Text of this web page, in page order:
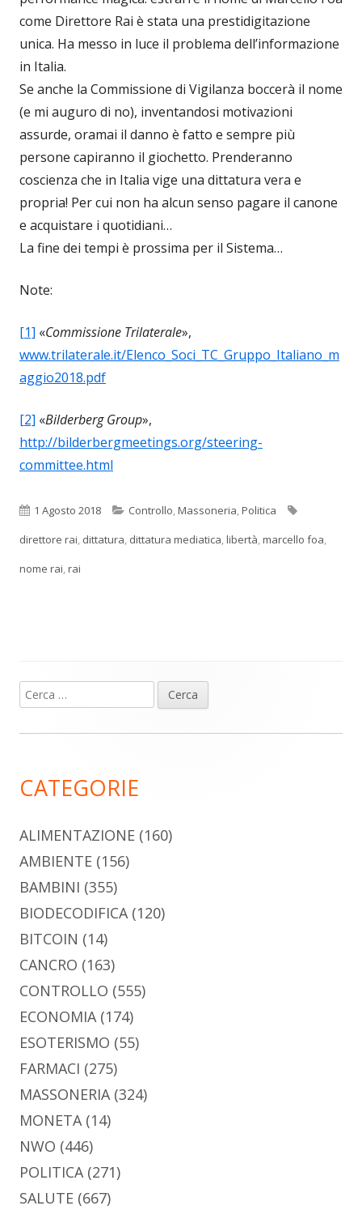
come Direttore Rai è stata una prestidigitazione
unica. Ha messo in luce il problema dell’informazione
in Italia.
Se anche la Commissione di Vigilanza boccerà il nome
(e mi auguro di no), inventandosi motivazioni
assurde, oramai il danno è fatto e sempre più
persone capiranno il giochetto. Prenderanno
coscienza che in Italia vige una dittatura vera e
propria! Per cui non ha alcun senso pagare il canone
e acquistare i quotidiani…
La fine dei tempi è prossima per il Sistema…
Note:
[1] «Commissione Trilaterale»,
www.trilaterale.it/Elenco_Soci_TC_Gruppo_Italiano_m
aggio2018.pdf
[2] «Bilderberg Group»,
http://bilderbergmeetings.org/steering-
committee.html
Pubblicato
1 Agosto 2018 Categorie
Controllo,Massoneria,Politica
direttore rai, dittatura, dittatura mediatica,libertà,marcello foa,
nome rai,rai
Barra
laterale
Ricerca
per:
CATEGORIE
ALIMENTAZIONE (160)
AMBIENTE (156)
BAMBINI (355)
BIODECODIFICA(120)
BITCOIN (14)
CANCRO (163)
CONTROLLO (555)
ECONOMIA(174)
ESOTERISMO (55)
FARMACI (275)
MASSONERIA(324)
MONETA(14)
NWO (446)
POLITICA(271)
SALUTE (667)